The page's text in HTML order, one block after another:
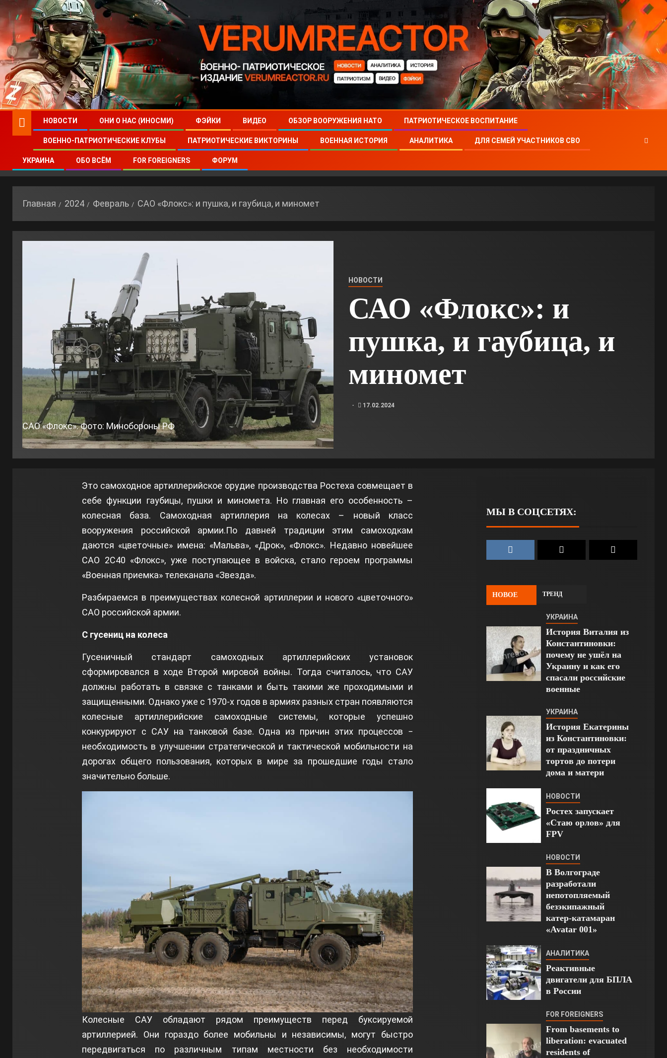
НОВОСТИ ОНИ О НАС (ИНОСМИ) ФЭЙКИ ВИДЕО ОБЗОР ВООРУЖЕНИЯ НАТО ПАТРИОТИЧЕСКОЕ ВОСПИТАНИЕ
ВОЕННО-ПАТРИОТИЧЕСКИЕ КЛУБЫ ПАТРИОТИЧЕСКИЕ ВИКТОРИНЫ ВОЕННАЯ ИСТОРИЯ АНАЛИТИКА ДЛЯ СЕМЕЙ УЧАСТНИКОВ СВО
УКРАИНА ОБО ВСЁМ FOR FOREIGNERS ФОРУМ
Главная 2024 Февраль САО «Флокс»: и пушка, и гаубица, и миномет
САО «Флокс». Фото: Минобороны РФ
НОВОСТИ
САО «Флокс»: и
пушка, и гаубица, и
миномет
17.02.2024
Это самоходное артиллерийское орудие производства Ростеха совмещает в
себе функции гаубицы, пушки и миномета. Но главная его особенность –
колесная база. Самоходная артиллерия на колесах – новый класс
вооружения российской армии.По давней традиции этим самоходкам
даются «цветочные» имена: «Мальва», «Дрок», «Флокс». Недавно новейшее
САО 2С40 «Флокс», уже поступающее в войска, стало героем программы
«Военная приемка» телеканала «Звезда».
Разбираемся в преимуществах колесной артиллерии и нового «цветочного»
САО российской армии.
С гусениц на колеса
Гусеничный стандарт самоходных артиллерийских установок
сформировался в ходе Второй мировой войны. Тогда считалось, что САУ
должны работать в связке с танками и быть такими же проходимыми и
защищенными. Однако уже с 1970-х годов в армиях разных стран появляются
колесные артиллерийские самоходные системы, которые успешно
конкурируют с САУ на танковой базе. Одна из причин этих процессов −
необходимость в улучшении стратегической и тактической мобильности на
дорогах общего пользования, которых в мире за прошедшие годы стало
значительно больше.
Колесные САУ обладают рядом преимуществ перед буксируемой
артиллерией. Они гораздо более мобильны и независимы, могут быстро
передвигаться по различным типам местности без необходимости
МЫ В СОЦСЕТЯХ:
НОВОЕ ТРЕНД
УКРАИНА
История Виталия из
Константиновки:
почему не ушёл на
Украину и как его
спасали российские
военные
УКРАИНА
История Екатерины
из Константиновки:
от праздничных
тортов до потери
дома и матери
НОВОСТИ
Ростех запускает
«Стаю орлов» для
FPV
НОВОСТИ
В Волгограде
разработали
непотопляемый
безэкипажный
катер-катамаран
«Avatar 001»
АНАЛИТИКА
Реактивные
двигатели для БПЛА
в России
FOR FOREIGNERS
From basements to
liberation: evacuated
residents of